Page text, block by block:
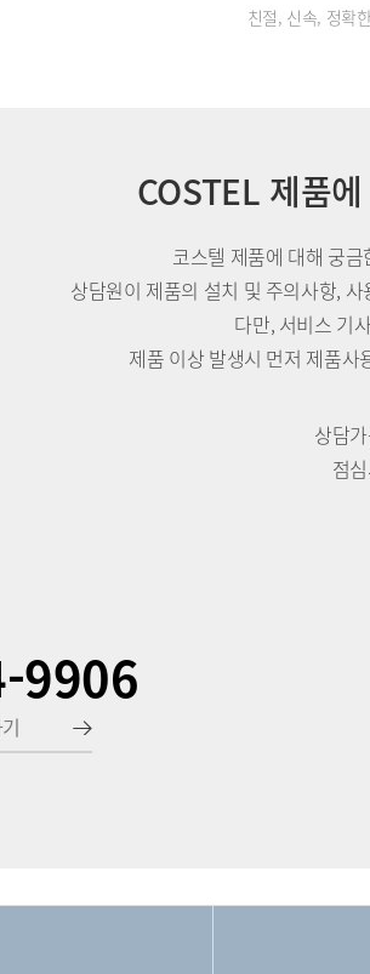
친절, 신속, 정확
COSTEL 제품
코스텔 제품에 대해 궁
상담원이 제품의 설치 및 주의사항,
다만, 서비스 기
제품 이상 발생시 먼저 제품사
상담
점
9906